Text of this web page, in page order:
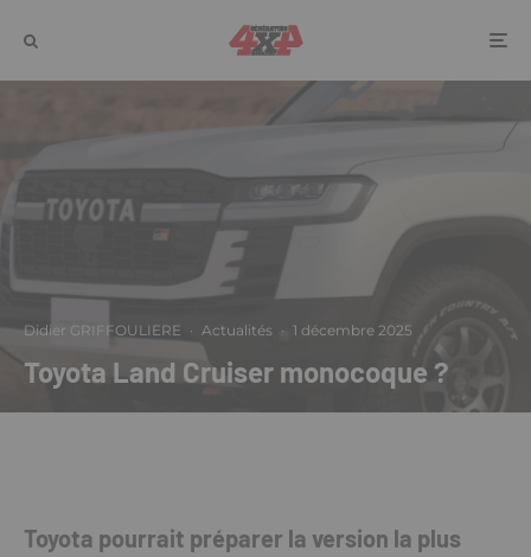
Didier GRIFFOULIERE · Actualités · 1 décembre 2025
Toyota Land Cruiser monocoque ?
Toyota pourrait préparer la version la plus